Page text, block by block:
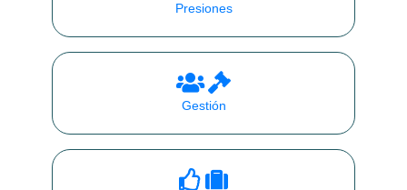
Presiones
Gestión